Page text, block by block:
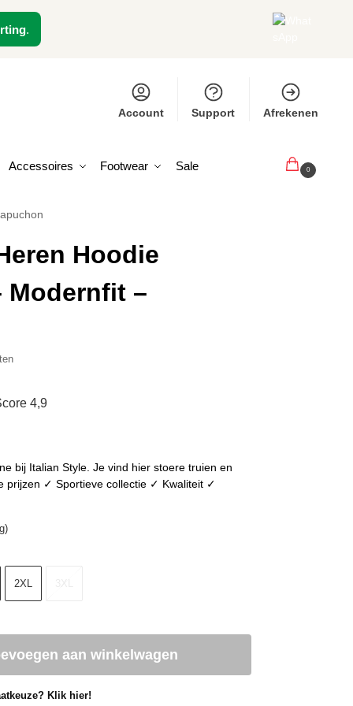
.
Account Support Afrekenen
Accessoires Footwear Sale 0
Hoodie
Modernfit –
4,9
bij Italian Style. Je vind hier stoere truien en
prijzen ✓ Sportieve collectie ✓ Kwaliteit ✓
2XL
aan winkelwagen
Klik hier!